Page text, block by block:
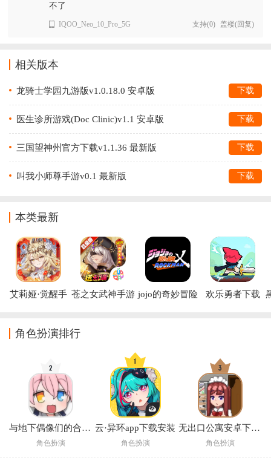
不了
IQOO_Neo_10_Pro_5G 支持(0) 盖楼(回复)
相关版本
龙骑士学园九游版v1.0.18.0 安卓版 下载
医生诊所游戏(Doc Clinic)v1.1 安卓版 下载
三国望神州官方下载v1.1.36 最新版 下载
叫我小师尊手游v0.1 最新版 下载
本类最新
艾莉娅·觉醒手 苍之女武神手游 jojo的奇妙冒险
欢乐勇者下载
角色扮演排行
与地下偶像们的合宿生活手游
角色扮演
云·异环app下载安装
角色扮演
无出口公寓安卓下载汉化版2026
角色扮演